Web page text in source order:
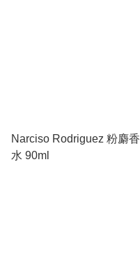
Narciso Rodriguez 粉麝香香
水 90ml